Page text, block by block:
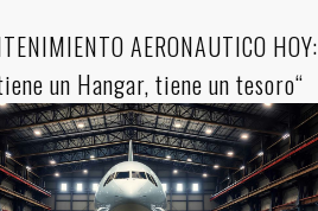
AERONAUTICO HOY:
un Hangar, tiene un tesoro“